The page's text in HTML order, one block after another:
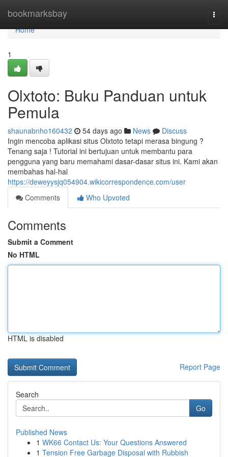
bookmarksbay
Home
Home
1
Olxtoto: Buku Panduan untuk
Pemula
shaunabnho160432 54 days ago News
Discuss
Ingin mencoba aplikasi situs Olxtoto tetapi merasa bingung ?
Tenang saja ! Tutorial ini bertujuan untuk membantu para
pengguna yang baru memahami dasar-dasar situs ini. Kami akan
membahas hal-hal
https://deweyysjq054904.wikicorrespondence.com/user
Comments
Who Upvoted
Comments
Submit a Comment
No HTML
HTML is disabled
Report Page
Search
Go
Published News
1 WK66 Contact Us: Your Questions Answered
1 Tension Free Garbage Disposal with Rubbish